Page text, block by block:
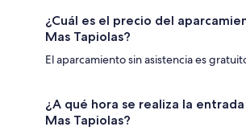
¿Cuál es el precio del
Mas Tapiolas?
El aparcamiento sin asistencia es
¿A qué hora se realiza la
Mas Tapiolas?